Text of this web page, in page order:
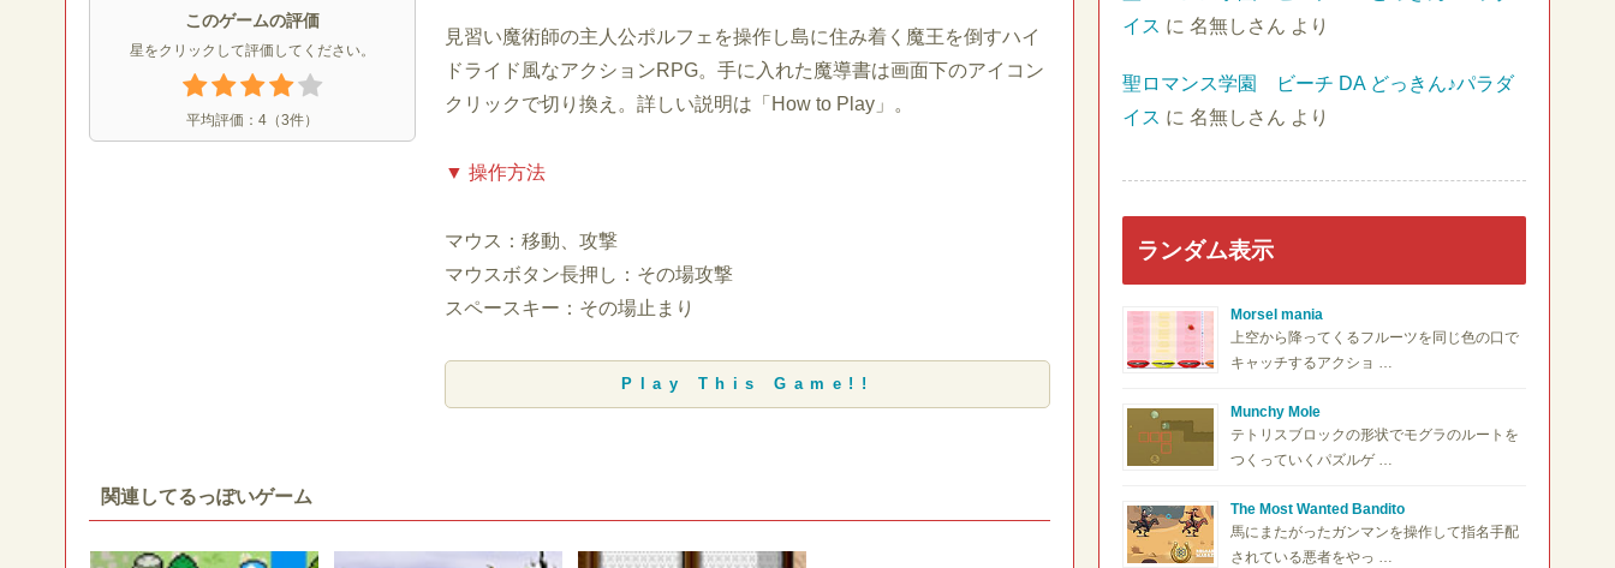
このゲームの評価
星をクリックして評価してください。
平均評価： 4 （3件）
見習い魔術師の主人公ポルフェを操作し島に住み着く魔王を倒すハイ
ドライド風なアクションRPG。手に入れた魔導書は画面下のアイコン
クリックで切り換え。詳しい説明は「How to Play」。
▼ 操作方法
マウス：移動、攻撃
マウスボタン長押し：その場攻撃
スペースキー：その場止まり
Play This Game!!
関連してるっぽいゲーム
イス に 名無しさん より
聖ロマンス学園 ビーチ DA どっきん♪パラダ
イス に 名無しさん より
ランダム表示
Morsel mania
上空から降ってくるフルーツを同じ色の口で
キャッチするアクショ …
Munchy Mole
テトリスブロックの形状でモグラのルートを
つくっていくパズルゲ …
The Most Wanted Bandito
馬にまたがったガンマンを操作して指名手配
されている悪者をやっ …